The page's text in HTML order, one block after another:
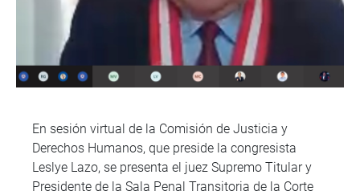
En sesión virtual de la Comisión de Justicia y
Derechos Humanos, que preside la congresista
Leslye Lazo, se presenta el juez Supremo Titular y
Presidente de la Sala Penal Transitoria de la Corte